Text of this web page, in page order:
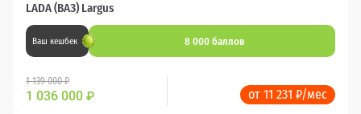
LADA (ВАЗ) Largus
Ваш кешбек 8 000 баллов
1 139 000 ₽
1 036 000 ₽ от 11 231 ₽/мес